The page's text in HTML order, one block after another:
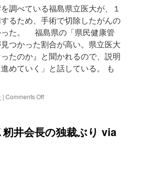
し、
方
向
性
を
決
め
い
調べている福島県立医大が、１
るため、手術で切除したがんの
った。 福島県の「県民健康管
つかった割合が高い。県立医大
たのか』と聞かれるので、説明
めていく」と話している。 も
| Comments Offon
が
井会長の独裁ぶり via